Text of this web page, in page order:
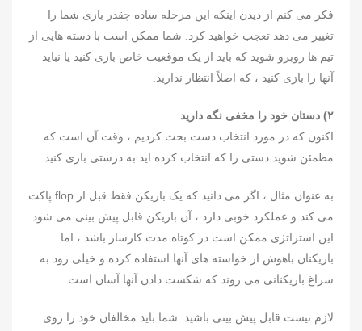
فکر می کنم از دیدن اینکه این مرحله ساده چقدر بازی شما را
تغییر می دهد تعجب خواهید کرد. شما ممکن است با دسته هایی از
تیم ها روبرو شوید که باید از یک موقعیت خاص بازی کنید یا نباید
آنها را بازی کنید ، که اصلاً انتظار ندارید.
۲) دستان خود را مخفی نگه دارید
اکنون که در مورد انتخاب دست بحث کردیم ، وقت آن است که
مطمئن شوید دستی را که انتخاب کرده اید به درستی بازی کنید.
به عنوان مثال ، اگر می دانید که یک بازیکن فقط قبل از flop پاکت
می کند و عملکرد خوبی دارد ، آن بازیکن قابل پیش بینی می شود.
این استراتژی ممکن است در کوتاه مدت کارساز باشد ، اما
بازیکنان باهوش از خواسته های آنها استفاده کرده و خیلی زود به
سراغ بازیکنانی می روند که شکست دادن آنها آسان است.
لازم نیست قابل پیش بینی باشید. شما باید مخالفان خود را روی